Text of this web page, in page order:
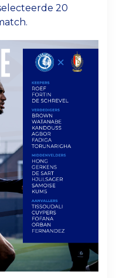
20